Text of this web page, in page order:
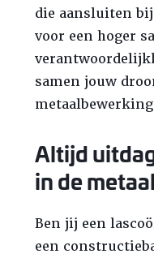
die aansluiten
voor een hoger
samen jouw
Altijd
in de
Ben jij een
een